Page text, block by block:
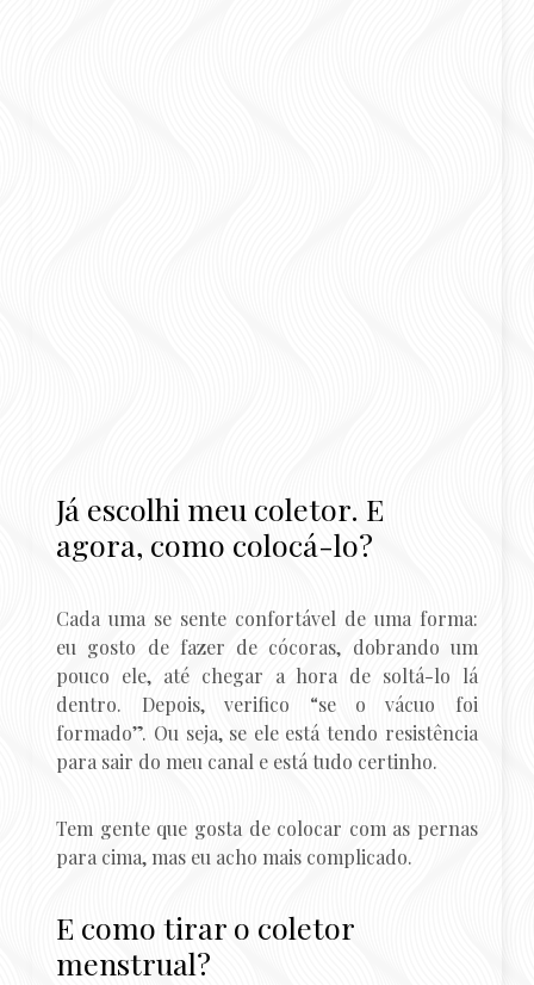
Já escolhi meu coletor. E
agora, como colocá-lo?
Cada uma se sente confortável de uma forma:
eu gosto de fazer de cócoras, dobrando um
pouco ele, até chegar a hora de soltá-lo lá
dentro. Depois, verifico “se o vácuo foi
formado”. Ou seja, se ele está tendo resistência
para sair do meu canal e está tudo certinho.
Tem gente que gosta de colocar com as pernas
para cima, mas eu acho mais complicado.
E como tirar o coletor
menstrual?